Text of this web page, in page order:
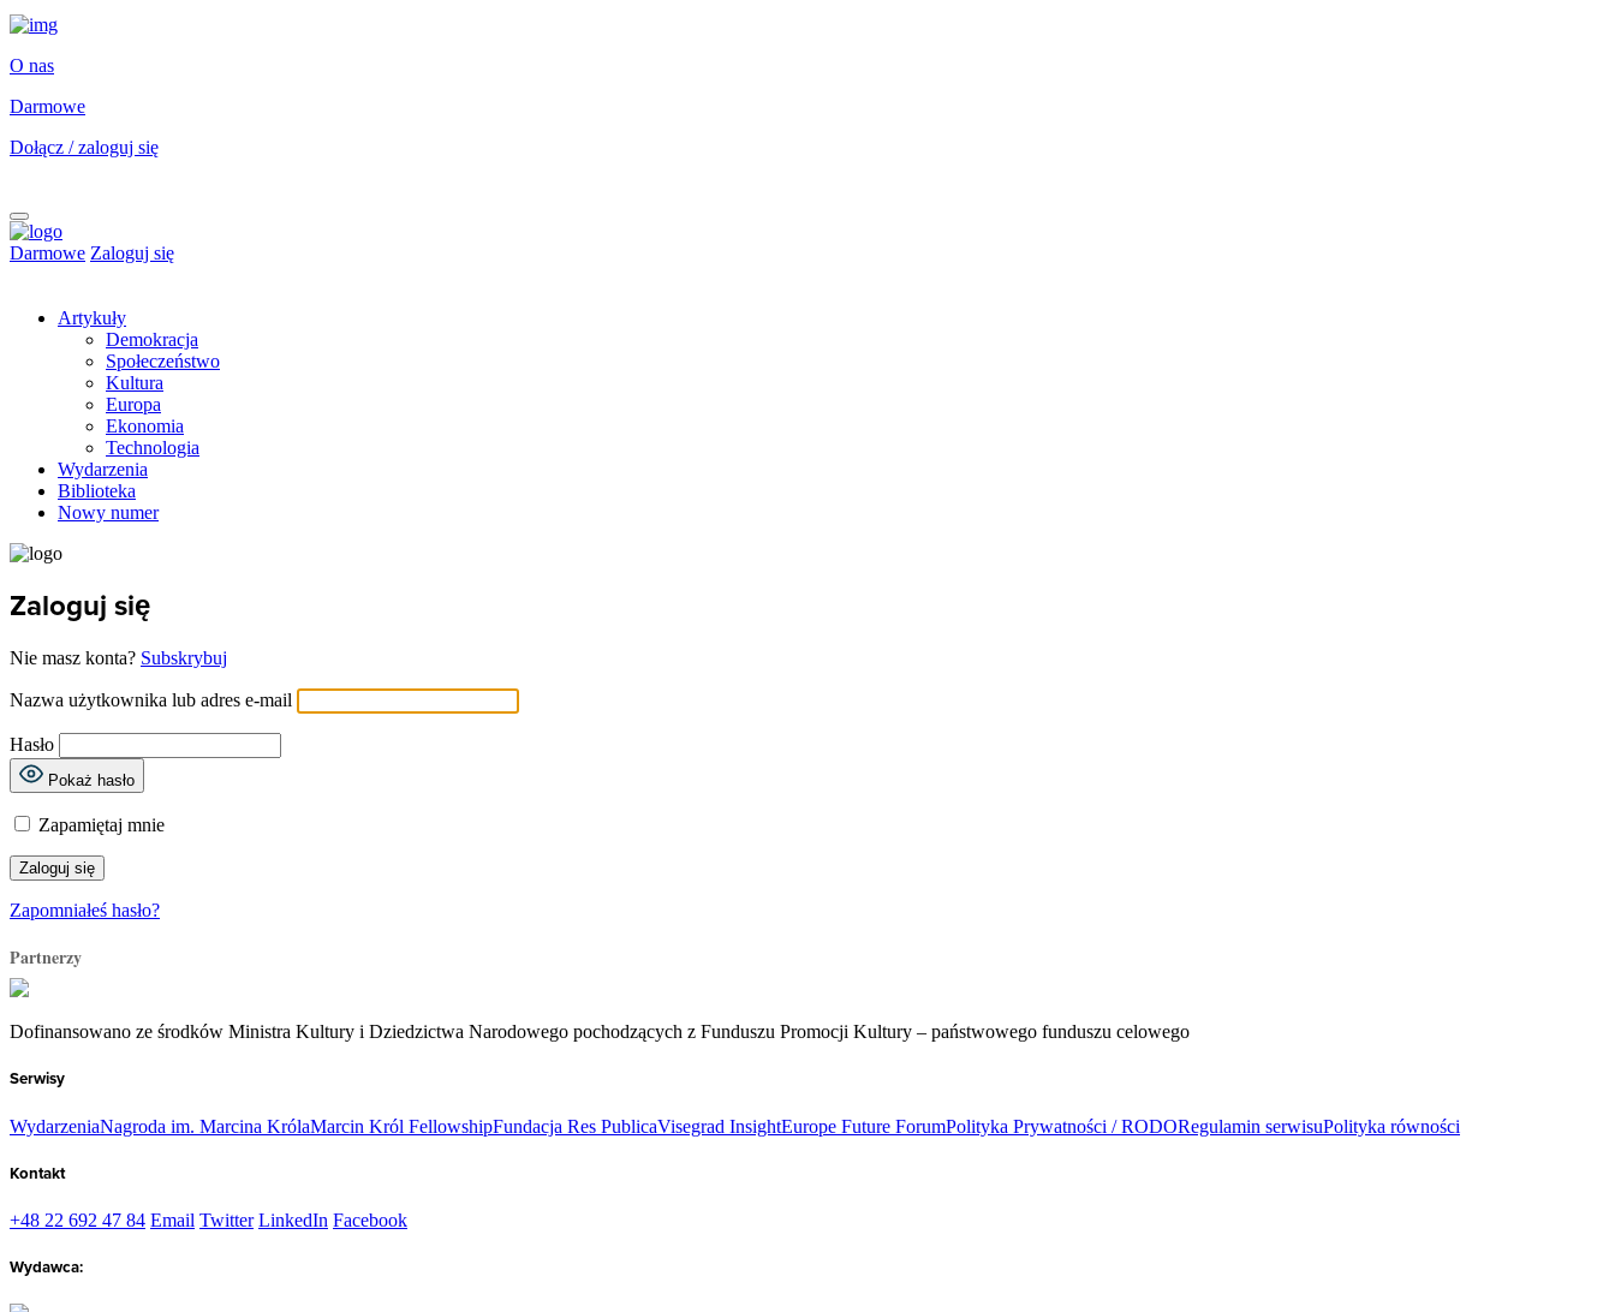
O nas
Darmowe
Dołącz / zaloguj się
Darmowe Zaloguj się
Artykuły
Demokracja
Społeczeństwo
Kultura
Europa
Ekonomia
Technologia
Wydarzenia
Biblioteka
Nowy numer
Zaloguj się
Nie masz konta? Subskrybuj
Nazwa użytkownika lub adres e-mail
Hasło
Pokaż hasło
Zapamiętaj mnie
Zapomniałeś hasło?
Partnerzy
Dofinansowano ze środków Ministra Kultury i Dziedzictwa Narodowego pochodzących z Funduszu Promocji Kultury – państwowego funduszu celowego
Serwisy
WydarzeniaNagroda im. Marcina KrólaMarcin Król FellowshipFundacja Res PublicaVisegrad InsightEurope Future ForumPolityka Prywatności / RODORegulamin serwisuPolityka równości
Kontakt
+48 22 692 47 84 Email Twitter LinkedIn Facebook
Wydawca: